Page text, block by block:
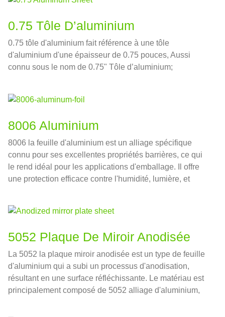
0.75 Tôle D’aluminium
0.75 tôle d'aluminium fait référence à une tôle
d'aluminium d'une épaisseur de 0.75 pouces, Aussi
connu sous le nom de 0.75" Tôle d’aluminium;
8006 Aluminium
8006 la feuille d'aluminium est un alliage spécifique
connu pour ses excellentes propriétés barrières, ce qui
le rend idéal pour les applications d'emballage. Il offre
une protection efficace contre l'humidité, lumière, et
5052 Plaque De Miroir Anodisée
La 5052 la plaque miroir anodisée est un type de feuille
d'aluminium qui a subi un processus d'anodisation,
résultant en une surface réfléchissante. Le matériau est
principalement composé de 5052 alliage d'aluminium,